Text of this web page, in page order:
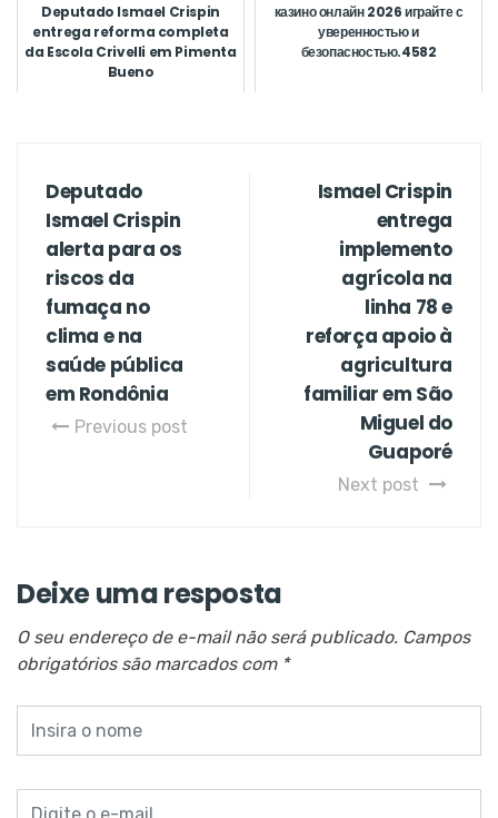
Deputado Ismael Crispin
entrega reforma completa
da Escola Crivelli em Pimenta
Bueno
казино онлайн 2026 играйте с
уверенностью и
безопасностью.4582
Deputado
Ismael Crispin
alerta para os
riscos da
fumaça no
clima e na
saúde pública
em Rondônia
Previous post
Ismael Crispin
entrega
implemento
agrícola na
linha 78 e
reforça apoio à
agricultura
familiar em São
Miguel do
Guaporé
Next post
Deixe uma resposta
O seu endereço de e-mail não será publicado. Campos
obrigatórios são marcados com *